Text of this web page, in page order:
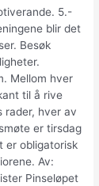
5.-
blir det
Besøk
Mellom hver
til å rive
rader, hver av
er tirsdag
er obligatorisk
Av:
Pinseløpet